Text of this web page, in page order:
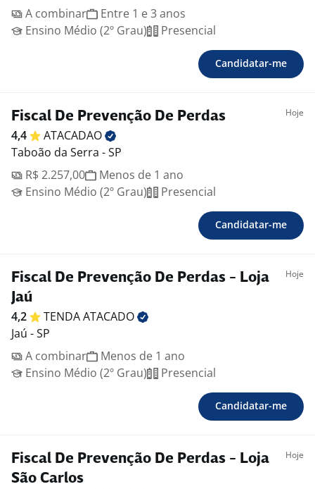
A combinar
Entre 1 e 3 anos
Ensino Médio (2º Grau)
Presencial
Candidatar-me
Fiscal De Prevenção De Perdas Hoje
4,4
ATACADAO
Taboão da Serra - SP
R$ 2.257,00
Menos de 1 ano
Ensino Médio (2º Grau)
Presencial
Candidatar-me
Fiscal De Prevenção De Perdas - Loja
Jaú
Hoje
4,2 TENDAATACADO
Jaú - SP
A combinar
Menos de 1 ano
Ensino Médio (2º Grau)
Presencial
Candidatar-me
Fiscal De Prevenção De Perdas - Loja
São Carlos
Hoje